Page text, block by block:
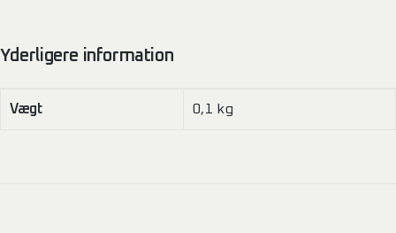
Yderligere information
Vægt 0,1 kg